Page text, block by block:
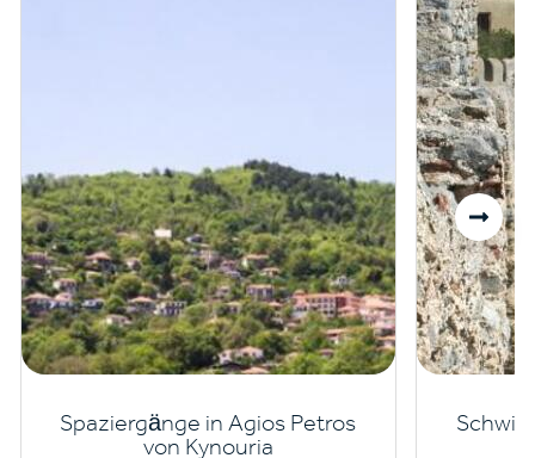
Spaziergänge in Agios Petros
von Kynouria